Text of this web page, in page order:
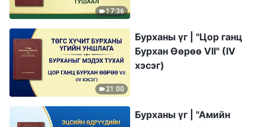
17:36
21:00
Бурханы үг | "Цор ганц
Бурхан Өөрөө VII" (IV
хэсэг)
Бурханы үг | "Амийн